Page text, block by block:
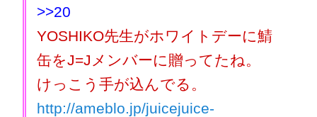
>>20
YOSHIKO先生がホワイトデーに鯖
缶をJ=Jメンバーに贈ってたね。
けっこう手が込んでる。
http://ameblo.jp/juicejuice-